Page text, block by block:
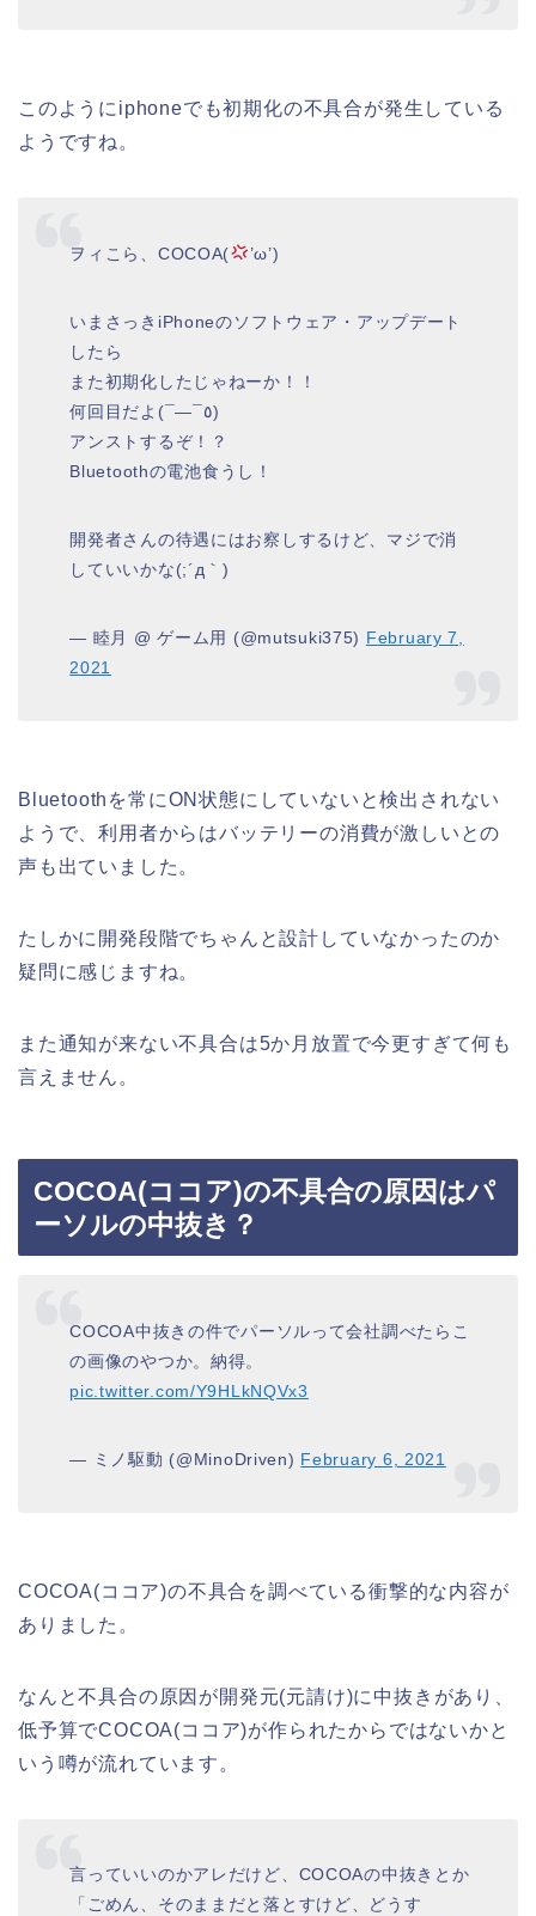
このようにiphoneでも初期化の不具合が発生している
ようですね。
ヲィこら、COCOA( ’ω’)
いまさっきiPhoneのソフトウェア・アップデート
したら
また初期化したじゃねーか！！
何回目だよ(¯―¯٥)
アンストするぞ！？
Bluetoothの電池食うし！
開発者さんの待遇にはお察しするけど、マジで消
していいかな(;´д｀)
— 睦月 @ ゲーム用 (@mutsuki375) February 7,
2021
Bluetoothを常にON状態にしていないと検出されない
ようで、利用者からはバッテリーの消費が激しいとの
声も出ていました。
たしかに開発段階でちゃんと設計していなかったのか
疑問に感じますね。
また通知が来ない不具合は5か月放置で今更すぎて何も
言えません。
COCOA(ココア)の不具合の原因はパ
ーソルの中抜き？
COCOA中抜きの件でパーソルって会社調べたらこ
の画像のやつか。納得。
pic.twitter.com/Y9HLkNQVx3
— ミノ駆動 (@MinoDriven) February 6, 2021
COCOA(ココア)の不具合を調べている衝撃的な内容が
ありました。
なんと不具合の原因が開発元(元請け)に中抜きがあり、
低予算でCOCOA(ココア)が作られたからではないかと
いう噂が流れています。
言っていいのかアレだけど、COCOAの中抜きとか
「ごめん、そのままだと落とすけど、どうす